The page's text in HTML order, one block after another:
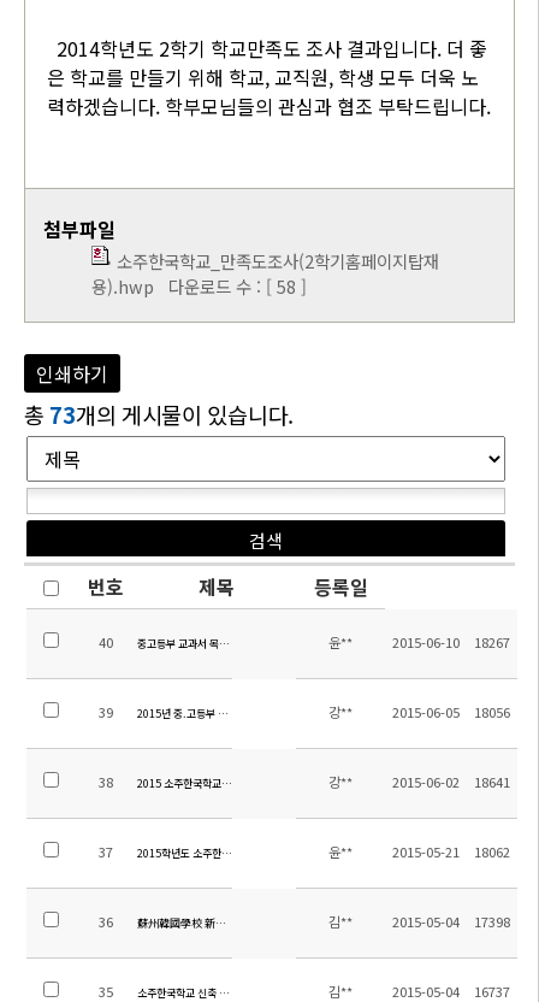
2014학년도 2학기 학교만족도 조사 결과입니다. 더 좋
은 학교를 만들기 위해 학교, 교직원, 학생 모두 더욱 노
력하겠습니다. 학부모님들의 관심과 협조 부탁드립니다.
첨부파일
소주한국학교_만족도조사(2학기홈페이지탑재
용).hwp 다운로드 수 : [ 58 ]
인쇄하기
총 73개의 게시물이 있습니다.
번호 제목 등록일
40 중고등부 교과서 목록 안내 윤** 2015-06-10 18267
39 2015년 중.고등부 신.편입학 운영 계획 강** 2015-06-05 18056
38 2015 소주한국학교 교육과정 체험생 모집 강** 2015-06-02 18641
37 2015학년도 소주한국학교 여름 방학 방과후 학교(중등) 신청안내
윤** 2015-05-21 18062
36 蘇州韓國學校 新築 工事 入札 日程 變更 김** 2015-05-04 17398
35 소주한국학교 신축 공사 입찰 일정 변경 김** 2015-05-04 16737